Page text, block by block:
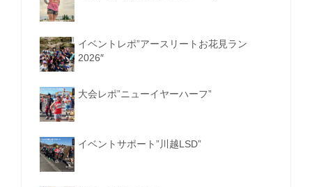
イベントレポ”アースリートお花見ラン
2026″
大会レポ”ニューイヤーハーフ”
イベントサポート”川越LSD”